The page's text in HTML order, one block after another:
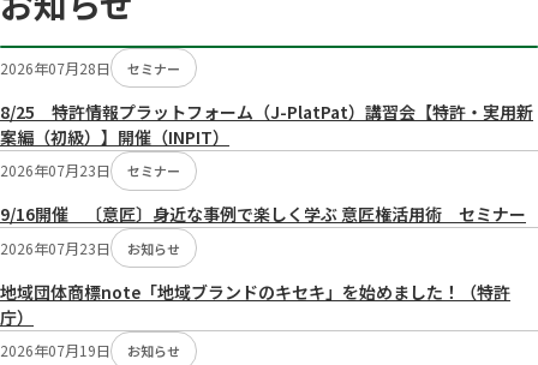
2026年07月28日 セミナー
8/25 特許情報プラットフォーム（J-PlatPat）講習会【特許・実用新
案編（初級）】開催（INPIT）
2026年07月23日 セミナー
9/16開催 〔意匠〕身近な事例で楽しく学ぶ 意匠権活用術 セミナー
2026年07月23日 お知らせ
地域団体商標note「地域ブランドのキセキ」を始めました！（特許
庁）
2026年07月19日 お知らせ